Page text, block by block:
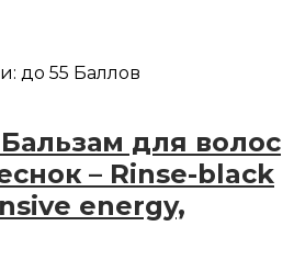
до 55 Баллов
для волос
– Rinse-black
energy,